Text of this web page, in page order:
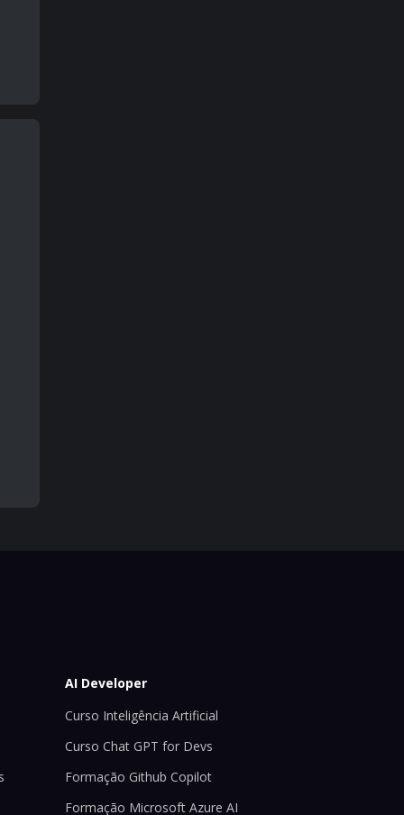
AI Developer
Curso Inteligência Artificial
Curso Chat GPT for Devs
Formação Github Copilot
Formação Microsoft Azure AI